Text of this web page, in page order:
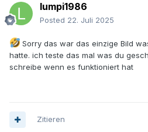
lumpi1986
Posted 22. Juli 2025
Sorry das war das einzige Bild
hatte. ich teste das mal was du
schreibe wenn es funktioniert hat
Zitieren